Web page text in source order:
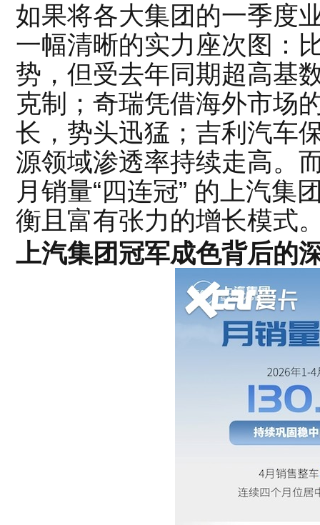
如果将各大集团的一季度
一幅清晰的实力座次图：
势，但受去年同期超高基
克制；奇瑞凭借海外市场
长，势头迅猛；吉利汽车
源领域渗透率持续走高。
月销量“四连冠” 的上汽集
衡且富有张力的增长模式
上汽集团冠军成色背后的